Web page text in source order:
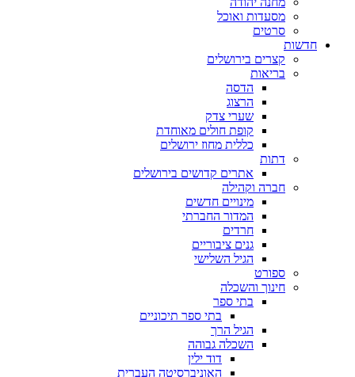
מסעדות ואוכל
סרטים
חדשות
קצרים בירושלים
בריאות
הדסה
הרצוג
שערי צדק
קופת חולים מאוחדת
כללית מחוז ירושלים
דתות
אתרים קדושים בירושלים
חברה וקהילה
מינויים חדשים
המדור החברתי
חרדים
גנים ציבוריים
הגיל השלישי
ספורט
חינוך והשכלה
בתי ספר
בתי ספר תיכוניים
הגיל הרך
השכלה גבוהה
דוד ילין
האוניברסיטה העברית